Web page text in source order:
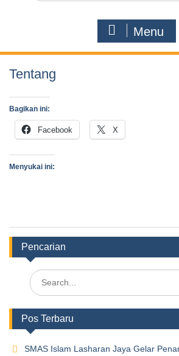
Menu
Tentang
Bagikan ini:
Facebook X
Menyukai ini:
Pencarian
Pos Terbaru
SMAS Islam Lasharan Jaya Gelar